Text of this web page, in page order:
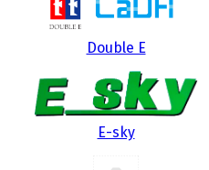
Double E
E-sky